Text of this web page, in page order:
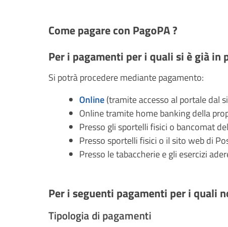
Come pagare con PagoPA ?
Per i pagamenti per i quali si è già
Si potrà procedere mediante pagamento:
Online(tramite accesso al portale dal
Online tramite home banking della
Presso gli sportelli fisici o bancomat
Presso sportelli fisici o il sito web di
Presso le tabaccherie e gli esercizi
Per i seguenti pagamenti per i quali
Tipologia di pagamenti